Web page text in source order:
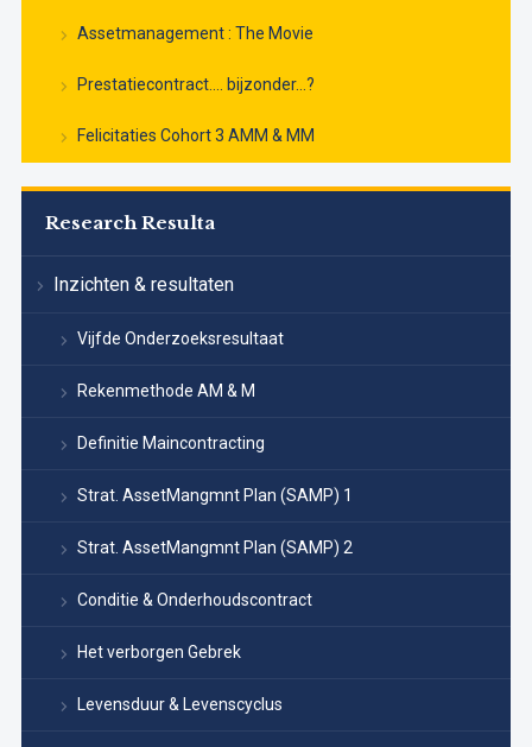
Assetmanagement : The Movie
Prestatiecontract…. bijzonder…?
Felicitaties Cohort 3 AMM & MM
Research Resulta
Inzichten & resultaten
Vijfde Onderzoeksresultaat
Rekenmethode AM & M
Definitie Maincontracting
Strat. AssetMangmnt Plan (SAMP) 1
Strat. AssetMangmnt Plan (SAMP) 2
Conditie & Onderhoudscontract
Het verborgen Gebrek
Levensduur & Levenscyclus